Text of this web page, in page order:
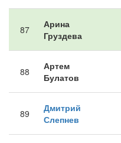
87
Арина
Груздева
88
Артем
Булатов
89
Дмитрий
Слепнев